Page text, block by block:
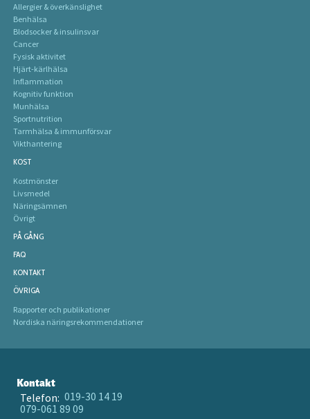
Allergier & överkänslighet
Benhälsa
Blodsocker & insulinsvar
Cancer
Fysisk aktivitet
Hjärt-kärlhälsa
Inflammation
Kognitiv funktion
Munhälsa
Sportnutrition
Tarmhälsa & immunförsvar
Vikthantering
KOST
Kostmönster
Livsmedel
Näringsämnen
Övrigt
PÅ GÅNG
FAQ
KONTAKT
ÖVRIGA
Rapporter och publikationer
Nordiska näringsrekommendationer
Kontakt
Telefon: 019-30 14 19
079-061 89 09